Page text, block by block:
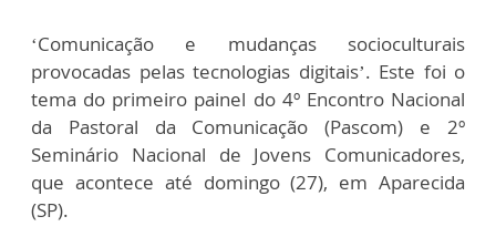
‘Comunicação e mudanças socioculturais
provocadas pelas tecnologias digitais’. Este foi o
tema do primeiro painel do 4º Encontro Nacional
da Pastoral da Comunicação (Pascom) e 2º
Seminário Nacional de Jovens Comunicadores,
que acontece até domingo (27), em Aparecida
(SP).